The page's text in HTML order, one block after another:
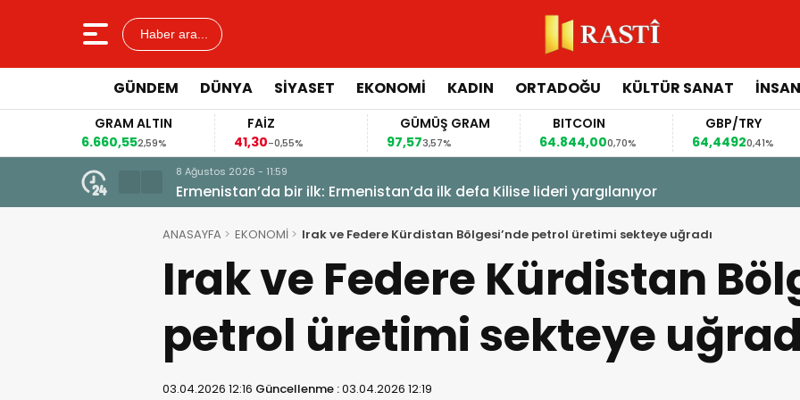
Haber ara...
GÜNDEM DÜNYA SİYASET EKONOMİ KADIN ORTADOĞU KÜLTÜR SANAT
GRAM ALTIN
6.660,552,59%
FAİZ
41,30-0,55%
GÜMÜŞ GRAM
97,573,57%
BITCOIN
64.844,000,70%
GBP/TRY
64,44920,41%
8 Ağustos 2026 - 11:20
Süleymaniye’de Rojhilatlı parti merkezlerine İHA saldırısı
ANASAYFA EKONOMİ Irak ve Federe Kürdistan Bölgesi’nde petrol üretimi sekteye uğradı
Irak ve Federe Kürdistan
petrol üretimi sekteye
03.04.2026 12:16 Güncellenme :03.04.2026 12:19